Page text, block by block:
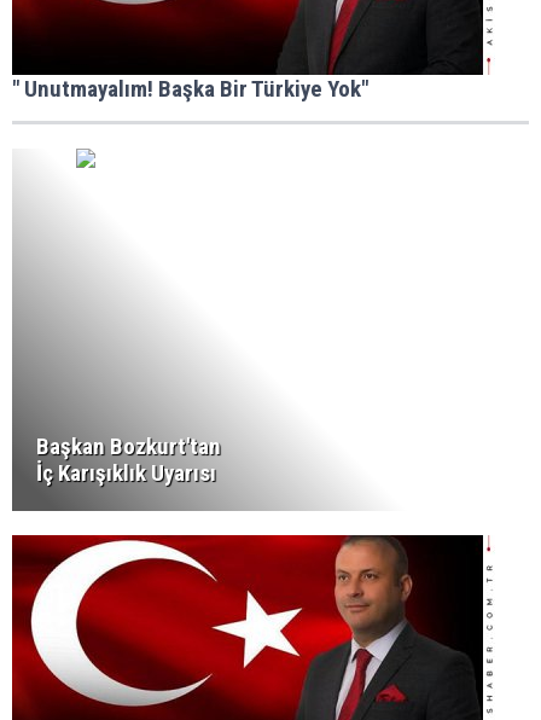
" Unutmayalım! Başka Bir Türkiye Yok"
Başkan Bozkurt'tan
İç Karışıklık Uyarısı